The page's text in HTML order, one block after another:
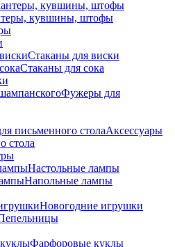
кувшины, штофы
Стаканы для виски
Стаканы для сока
Фужеры для
Аксессуары
стола
Настольные лампы
Напольные лампы
Новогодние игрушки
Фарфоровые куклы